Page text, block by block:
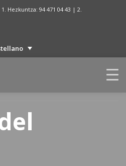
Hezkuntza: 94 471 04 43 | 2.